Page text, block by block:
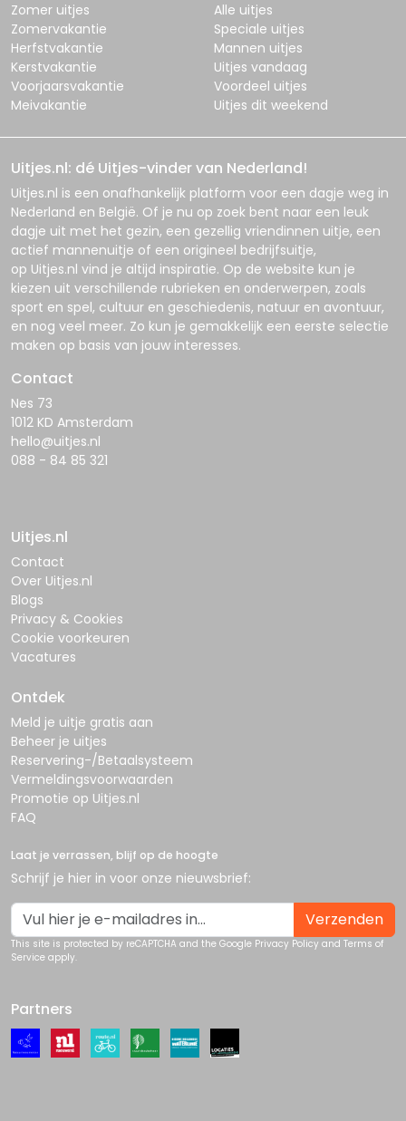
Zomer uitjes
Zomervakantie
Herfstvakantie
Kerstvakantie
Voorjaarsvakantie
Meivakantie
Alle uitjes
Speciale uitjes
Mannen uitjes
Uitjes vandaag
Voordeel uitjes
Uitjes dit weekend
Uitjes.nl: dé Uitjes-vinder van Nederland!
Uitjes.nl is een onafhankelijk platform voor een dagje weg in
Nederland en België. Of je nu op zoek bent naar een leuk
dagje uit met het gezin, een gezellig vriendinnen uitje, een
actief mannenuitje of een origineel bedrijfsuitje,
op Uitjes.nl vind je altijd inspiratie. Op de website kun je
kiezen uit verschillende rubrieken en onderwerpen, zoals
sport en spel, cultuur en geschiedenis, natuur en avontuur,
en nog veel meer. Zo kun je gemakkelijk een eerste selectie
maken op basis van jouw interesses.
Contact
Nes 73
1012 KD Amsterdam
hello@uitjes.nl
088 - 84 85 321
Uitjes.nl
Contact
Over Uitjes.nl
Blogs
Privacy & Cookies
Cookie voorkeuren
Vacatures
Ontdek
Meld je uitje gratis aan
Beheer je uitjes
Reservering-/Betaalsysteem
Vermeldingsvoorwaarden
Promotie op Uitjes.nl
FAQ
Laat je verrassen, blijf op de hoogte
Schrijf je hier in voor onze nieuwsbrief:
Verzenden
This site is protected by reCAPTCHA and the Google Privacy Policy and Terms of
Service apply.
Partners